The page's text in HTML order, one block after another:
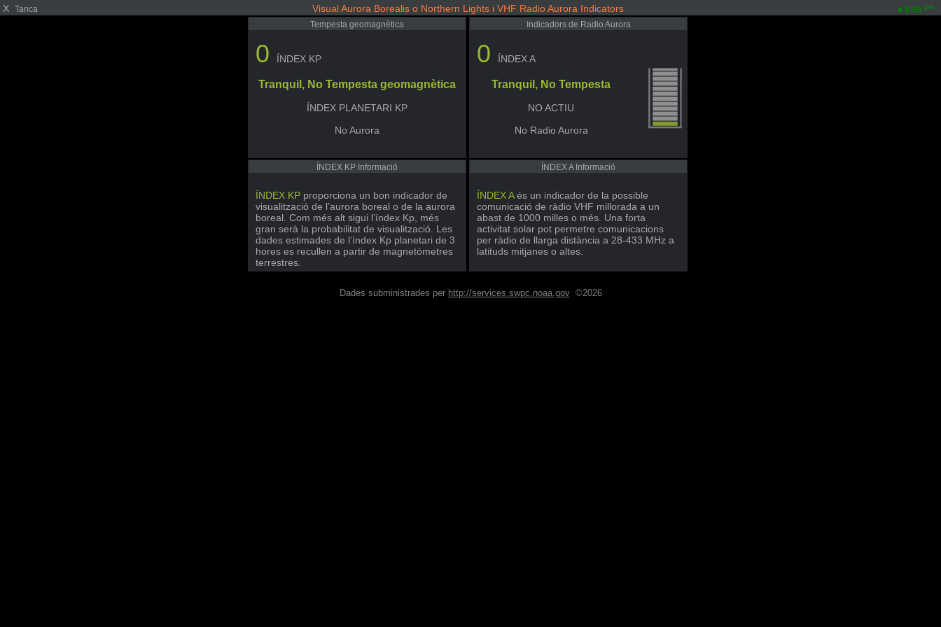
X Tanca Visual Aurora Borealis o Northern Lights i VHF Radio Aurora Indicators 8:05 pm
Tempesta geomagnètica
0 ÍNDEX KP
Tranquil, No Tempesta geomagnètica
ÍNDEX PLANETARI KP
No Aurora
Indicadors de Radio Aurora
0 ÍNDEX A
Tranquil, No Tempesta
NO ACTIU
No Radio Aurora
ÍNDEX KP Informació
ÍNDEX KP proporciona un bon indicador de
visualització de l’aurora boreal o de la aurora
boreal. Com més alt sigui l’índex Kp, més
gran serà la probabilitat de visualització. Les
dades estimades de l’índex Kp planetari de 3
hores es recullen a partir de magnetòmetres
terrestres.
ÍNDEX A Informació
ÍNDEX Aés un indicador de la possible
comunicació de ràdio VHF millorada a un
abast de 1000 milles o més. Una forta
activitat solar pot permetre comunicacions
per ràdio de llarga distància a 28-433 MHz a
latituds mitjanes o altes.
Dades subministrades per http://services.swpc.noaa.gov©2026